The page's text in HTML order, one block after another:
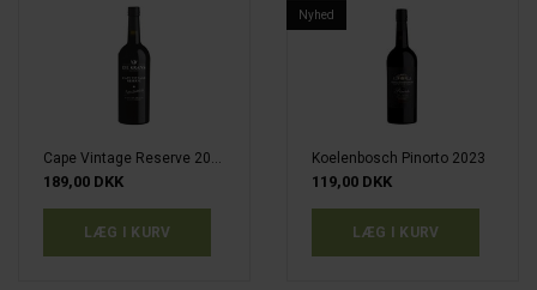
Cape Vintage Reserve 2019
189,00 DKK
Nyhed
Koelenbosch Pinorto 2023
119,00 DKK